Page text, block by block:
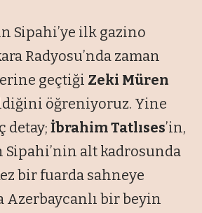
Sipahi’ye ilk gazino
Radyosu’nda zaman
geçtiği Zeki Müren
öğreniyoruz. Yine
detay; İbrahim Tatlıses’in,
Sipahi’nin alt kadrosunda
bir fuarda sahneye
Azerbaycanlı bir beyin